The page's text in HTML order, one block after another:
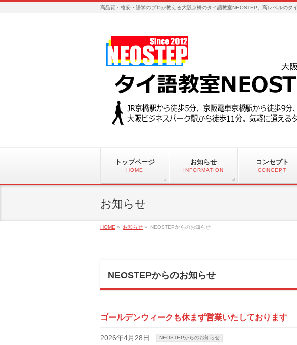
高品質・格安・語学のプロが教える大阪京橋のタイ語教室NEOSTEP。高レベルのタ
トップページ
HOME
お知らせ
INFORMATION
コンセプト
CONCEPT
お知らせ
HOME » お知らせ » NEOSTEPからのお知らせ
NEOSTEPからのお知らせ
ゴールデンウィークも休まず営業いたしております
2026年4月28日 NEOSTEPからのお知らせ